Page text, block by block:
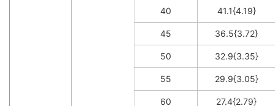
40 41.1{4.19}
45 36.5{3.72}
50 32.9{3.35}
55 29.9{3.05}
60 27.4{2.79}